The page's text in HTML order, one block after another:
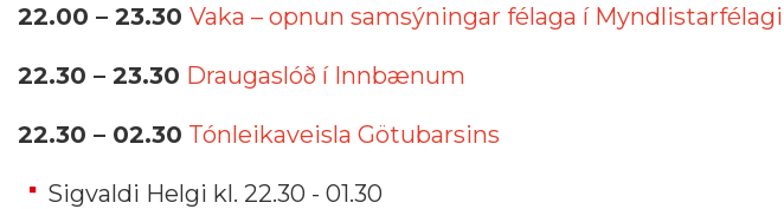
22.00 – 23.30 Vaka – opnun samsýningar félaga í
22.30 – 23.30 Draugaslóð í Innbænum
22.30 – 02.30 Tónleikaveisla Götubarsins
Sigvaldi Helgi kl. 22.30 - 01.30